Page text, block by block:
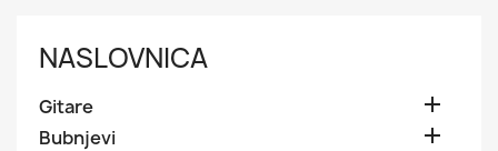
NASLOVNICA
Gitare 
Bubnjevi 